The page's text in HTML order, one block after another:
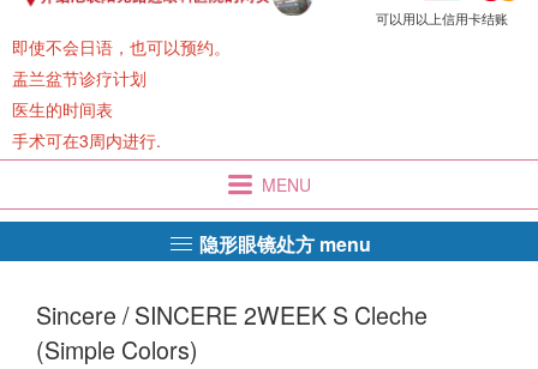
可以用以上信用卡结账
即使不会日语，也可以预约。
盂兰盆节诊疗计划
医生的时间表
手术可在3周内进行.
MENU
隐形眼镜处方 menu
Sincere / SINCERE 2WEEK S Cleche
(Simple Colors)